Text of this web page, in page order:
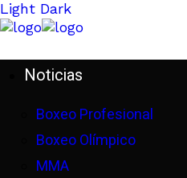
Light Dark
Noticias
Boxeo Profesional
Boxeo Olímpico
MMA